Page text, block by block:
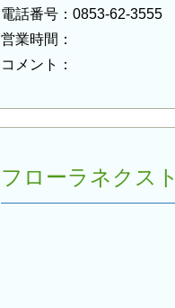
電話番号：0853-62-3555
営業時間：
コメント：
フローラネクスト